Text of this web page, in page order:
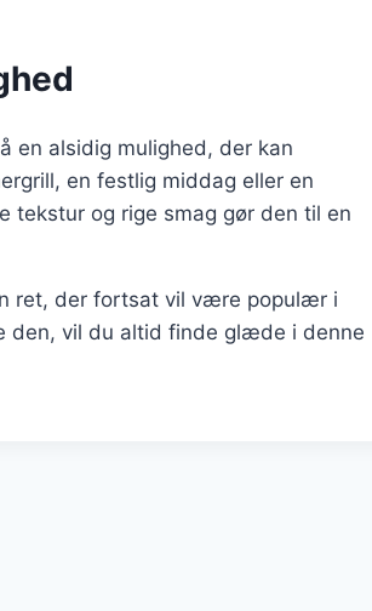
en alsidig mulighed, der kan
en festlig middag eller en
tekstur og rige smag gør den til en
ret, der fortsat vil være populær i
den, vil du altid finde glæde i denne